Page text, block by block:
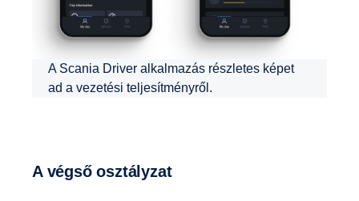
A Scania Driver alkalmazás részletes képet
ad a vezetési teljesítményről.
A végső osztályzat